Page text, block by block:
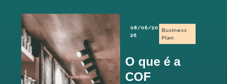
08/06/20
26
Business
Plan
O que é a
COF